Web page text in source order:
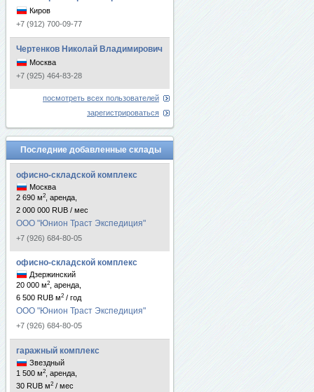
Киров
+7 (912) 700-09-77
Чертенков Николай Владимирович
Москва
+7 (925) 464-83-28
посмотреть всех пользователей
зарегистрироваться
Последние добавленные склады
офисно-складской комплекс
Москва
2 690 м2
, аренда,
2 000 000 RUB / мес
ООО "Юнион Траст Экспедиция"
+7 (926) 684-80-05
офисно-складской комплекс
Дзержинский
20 000 м2
, аренда,
6 500 RUB м2 / год
ООО "Юнион Траст Экспедиция"
+7 (926) 684-80-05
гаражный комплекс
Звездный
1 500 м2
, аренда,
30 RUB м2 / мес